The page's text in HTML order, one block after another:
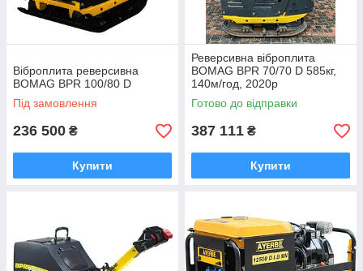
Віброплита реверсивна
BOMAG BPR 100/80 D
Під замовлення
236 500 ₴
Купити
Реверсивна віброплита
BOMAG BPR 70/70 D 585кг,
140м/год, 2020р
Готово до відправки
387 111 ₴
Купити